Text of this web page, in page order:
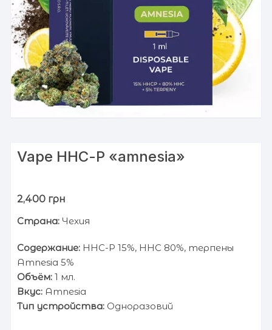
Vape HHС-P «amnesia»
2,400 грн
Страна: Чехия
Содержание: HHC-P 15%, HHC 80%, терпены
Amnesia 5%
Объём:1 мл.
Вкус: Amnesia
Тип устройства: Одноразовий